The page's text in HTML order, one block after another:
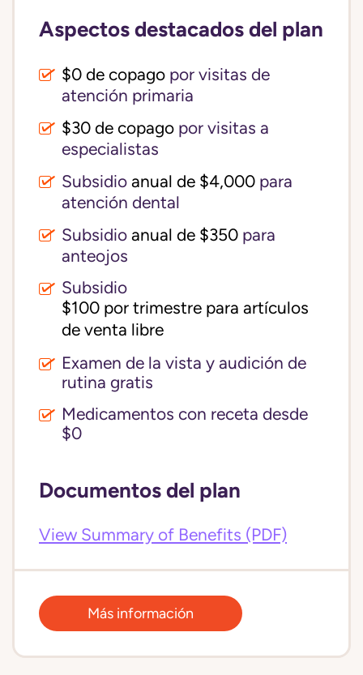
Aspectos destacados del plan
$0 de copago por visitas de
atención primaria
$30 de copago por visitas a
especialistas
Subsidio anual de $4,000 para
atención dental
Subsidio anual de $350 para
anteojos
Subsidio
$100 por trimestre para artículos
de venta libre
Examen de la vista y audición de
rutina gratis
Medicamentos con receta desde
$0
Documentos del plan
View Summary of Benefits (PDF)
Más información